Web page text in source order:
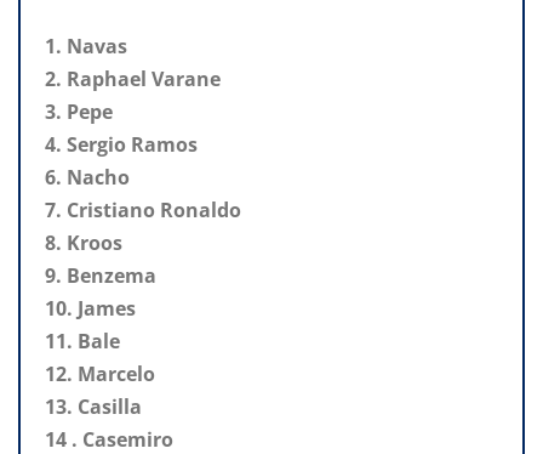
1. Navas
2. Raphael Varane
3. Pepe
4. Sergio Ramos
6. Nacho
7. Cristiano Ronaldo
8. Kroos
9. Benzema
10. James
11. Bale
12. Marcelo
13. Casilla
14 . Casemiro